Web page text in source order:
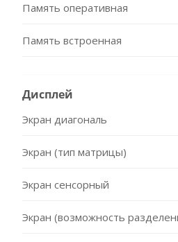
Память оперативная
Память встроенная
Дисплей
Экран диагональ
Экран (тип матрицы)
Экран сенсорный
Экран (возможность